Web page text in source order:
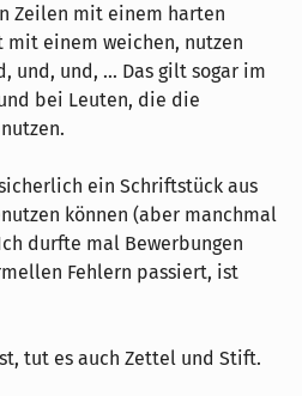
Zeilen mit einem harten
einem weichen, nutzen
und, und, ... Das gilt sogar im
bei Leuten, die die
ein Schriftstück aus
können (aber manchmal
durfte mal Bewerbungen
Fehlern passiert, ist
tut es auch Zettel und Stift.